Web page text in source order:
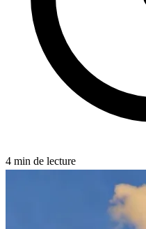
4 min de lecture